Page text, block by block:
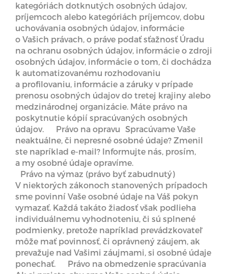
kategóriách dotknutých osobných údajov,
príjemcoch alebo kategóriách príjemcov, dobu
uchovávania osobných údajov, informácie
o Vašich právach, o práve podať sťažnosť Úradu
na ochranu osobných údajov, informácie o zdroji
osobných údajov, informácie o tom, či dochádza
k automatizovanému rozhodovaniu
a profilovaniu, informácie a záruky v prípade
prenosu osobných údajov do tretej krajiny alebo
medzinárodnej organizácie. Máte právo na
poskytnutie kópií spracúvaných osobných
údajov. Právo na opravu Spracúvame Vaše
neaktuálne, či nepresné osobné údaje? Zmenil
ste napríklad e-mail? Informujte nás, prosím,
a my osobné údaje opravíme.
Právo na výmaz (právo byť zabudnutý)
V niektorých zákonoch stanovených prípadoch
sme povinní Vaše osobné údaje na Váš pokyn
vymazať. Každá takáto žiadosť však podlieha
individuálnemu vyhodnoteniu, či sú splnené
podmienky, pretože napríklad prevádzkovateľ
môže mať povinnosť, či oprávnený záujem, ak
prevažuje nad Vašimi záujmami, si osobné údaje
ponechať. Právo na obmedzenie spracúvania